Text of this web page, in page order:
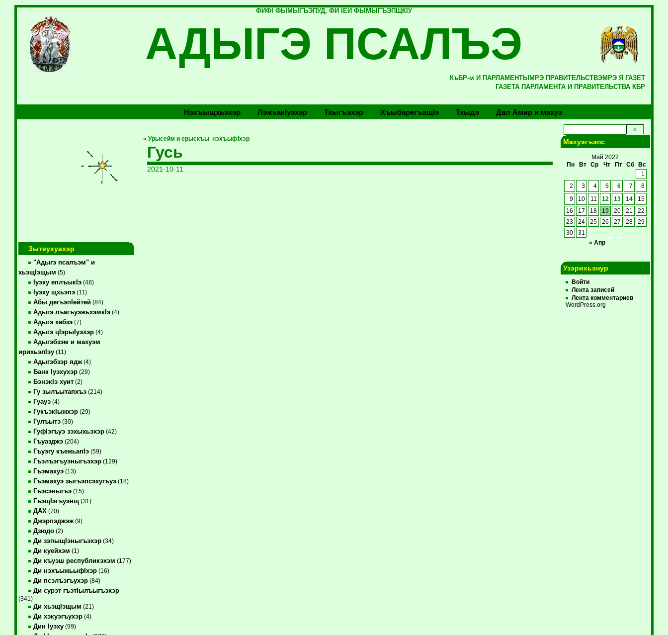
ФИФI ФЫМЫГЪЭПУД, ФИ IЕЙ ФЫМЫГЪЭПЩКIУ
АДЫГЭ ПСАЛЪЭ
КъБР-м И ПАРЛАМЕНТЫМРЭ ПРАВИТЕЛЬСТВЭМРЭ Я ГАЗЕТ
ГАЗЕТА ПАРЛАМЕНТА И ПРАВИТЕЛЬСТВА КБР
Нэхъыщхьэхэр Лэжьакlуэхэр Тхыгъэхэр Хъыбарегъащlэ Тхыдэ Дал Амир и махуэ
Зытеухуахэр
"Адыгэ псалъэм" и
хьэщIэщым (5)
Iуэху еплъыкIэ(48)
Iуэху щхьэпэ(11)
Абы дегъэпIейтей(84)
Адыгэ лъагъуэжьхэмкIэ(4)
Адыгэ хабзэ(7)
Адыгэ цIэрыIуэхэр(4)
Адыгэбзэм и махуэм
ирихьэлIэу(11)
Адыгэбзэр ядж(4)
Банк Iуэхухэр(29)
БэнэкIэ хуит(2)
Гу зылъытапхъэ(214)
Гуауэ(4)
ГукъэкIыжхэр(29)
Гулъытэ(30)
ГуфIэгъуэ зэхыхьэхэр(42)
Гъуазджэ(204)
Гъуэгу къежьапIэ(59)
Гъэлъэгъуэныгъэхэр(129)
Гъэмахуэ(13)
Гъэмахуэ зыгъэпсэхугъуэ(18)
Гъэсэныгъэ(15)
ГъэщIэгъуэнщ(31)
ДАХ (70)
Джэрпэджэж(9)
Дзюдо(2)
Ди зэпыщIэныгъэхэр(34)
Ди куейхэм (1)
Ди къуэш республикэхэм (177)
Ди нэхъыжьыфIхэр(16)
Ди псэлъэгъухэр(84)
Ди сурэт гъэтIылъыгъэхэр
(341)
Ди хьэщIэщым (21)
Ди хэкуэгъухэр(4)
Дин Iуэху(99)
« Урысейм и ерыскъы нэхъыфIхэр
Гусь
2021-10-11
Махуэгъэпс
Май 2022
Пн
Вт Ср Чт Пт Сб
Вс
1
2
3 4 5 6 7 8
9 10 11 12 13 14
15
16
17 18 19 20 21
22
23
24 25 26 27 28
29
30
31
« Апр
Узэрихьэнур
Войти
Лента записей
Лента комментариев
WordPress.org